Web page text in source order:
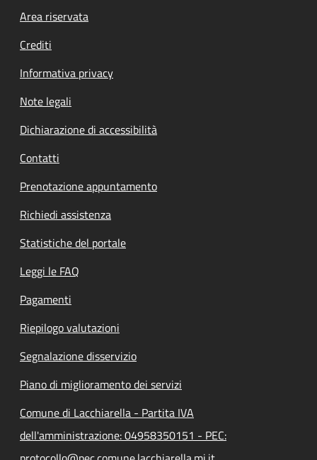
Footer menu
Area riservata
Crediti
Informativa privacy
Note legali
Dichiarazione di accessibilità
Contatti
Prenotazione appuntamento
Richiedi assistenza
Statistiche del portale
Leggi le FAQ
Pagamenti
Riepilogo valutazioni
Segnalazione disservizio
Piano di miglioramento dei servizi
Comune di Lacchiarella - Partita IVA
dell'amministrazione: 04958350151 - PEC: